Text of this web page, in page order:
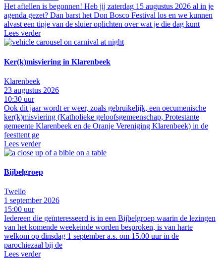
Het aftellen is begonnen! Heb jij zaterdag 15 augustus 2026 al in je
agenda gezet? Dan barst het Don Bosco Festival los en we kunnen
alvast een tipje van de sluier oplichten over wat je die dag kunt
Lees verder
Ker(k)misviering in Klarenbeek
Klarenbeek
23 augustus 2026
10:30 uur
Ook dit jaar wordt er weer, zoals gebruikelijk, een oecumenische
ker(k)misviering (Katholieke geloofsgemeenschap, Protestante
gemeente Klarenbeek en de Oranje Vereniging Klarenbeek) in de
feesttent ge
Lees verder
Bijbelgroep
Twello
1 september 2026
15:00 uur
Iedereen die geïnteresseerd is in een Bijbelgroep waarin de lezingen
van het komende weekeinde worden besproken, is van harte
welkom op dinsdag 1 september a.s. om 15.00 uur in de
parochiezaal bij de
Lees verder